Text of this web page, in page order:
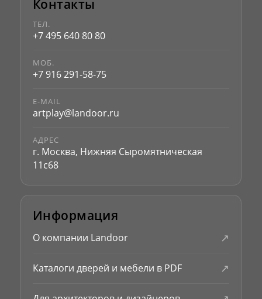
Контакты
ТЕЛ.
+7 495 640 80 80
МОБ.
+7 916 291-58-75
E-MAIL
artplay@landoor.ru
АДРЕС
г. Москва, Нижняя Сыромятническая
11с68
Информация
О компании Landoor ↗
Каталоги дверей и мебели в PDF ↗